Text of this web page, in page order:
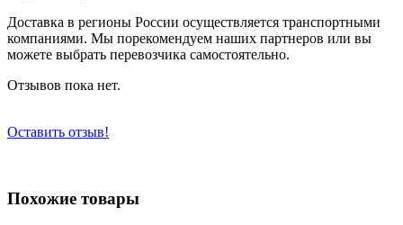
Доставка в регионы России осуществляется транспортными
компаниями. Мы порекомендуем наших партнеров или вы
можете выбрать перевозчика самостоятельно.
Отзывов пока нет.
Оставить отзыв!
Похожие товары